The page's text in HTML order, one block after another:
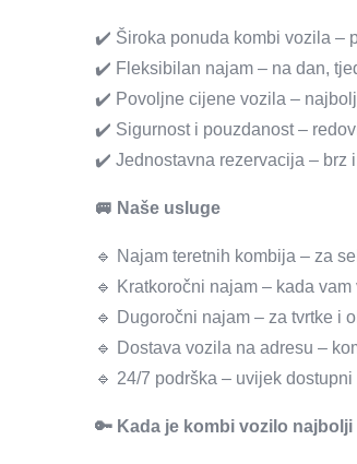
✔️ Široka ponuda kombi vozila –
✔️ Fleksibilan najam – na dan,
✔️ Povoljne cijene vozila –
✔️ Sigurnost i pouzdanost –
✔️ Jednostavna rezervacija – brz
🚐 Naše usluge
🔹 Najam teretnih kombija – za
🔹 Kratkoročni najam – kada
🔹 Dugoročni najam – za tvrtke i
🔹 Dostava vozila na adresu –
🔹 24/7 podrška – uvijek
🔑 Kada je kombi vozilo najbolji